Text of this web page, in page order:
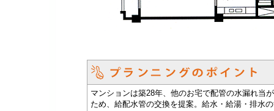
マンションは築28年、他のお宅で配管の水漏れ当
ため、給配水管の交換を提案。給水・給湯・排水